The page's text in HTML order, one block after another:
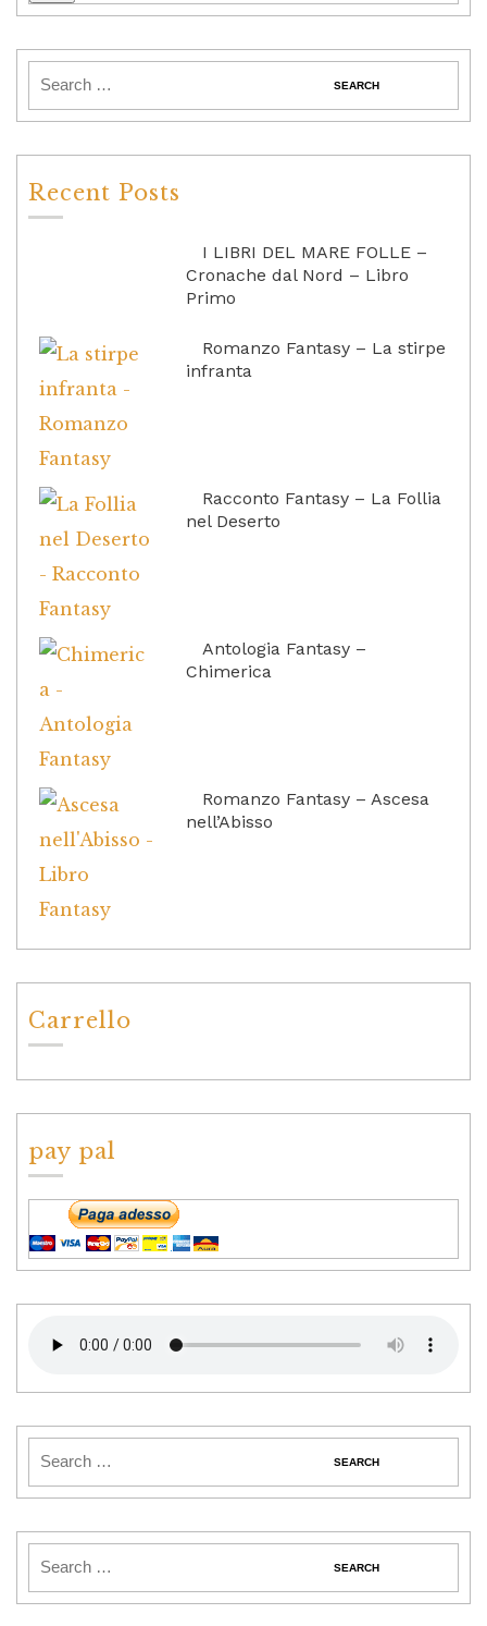
Recent Posts
I LIBRI DEL MARE FOLLE –
Cronache dal Nord – Libro
Primo
Romanzo Fantasy – La stirpe
infranta
Racconto Fantasy – La Follia
nel Deserto
Antologia Fantasy –
Chimerica
Romanzo Fantasy – Ascesa
nell’Abisso
Carrello
pay pal